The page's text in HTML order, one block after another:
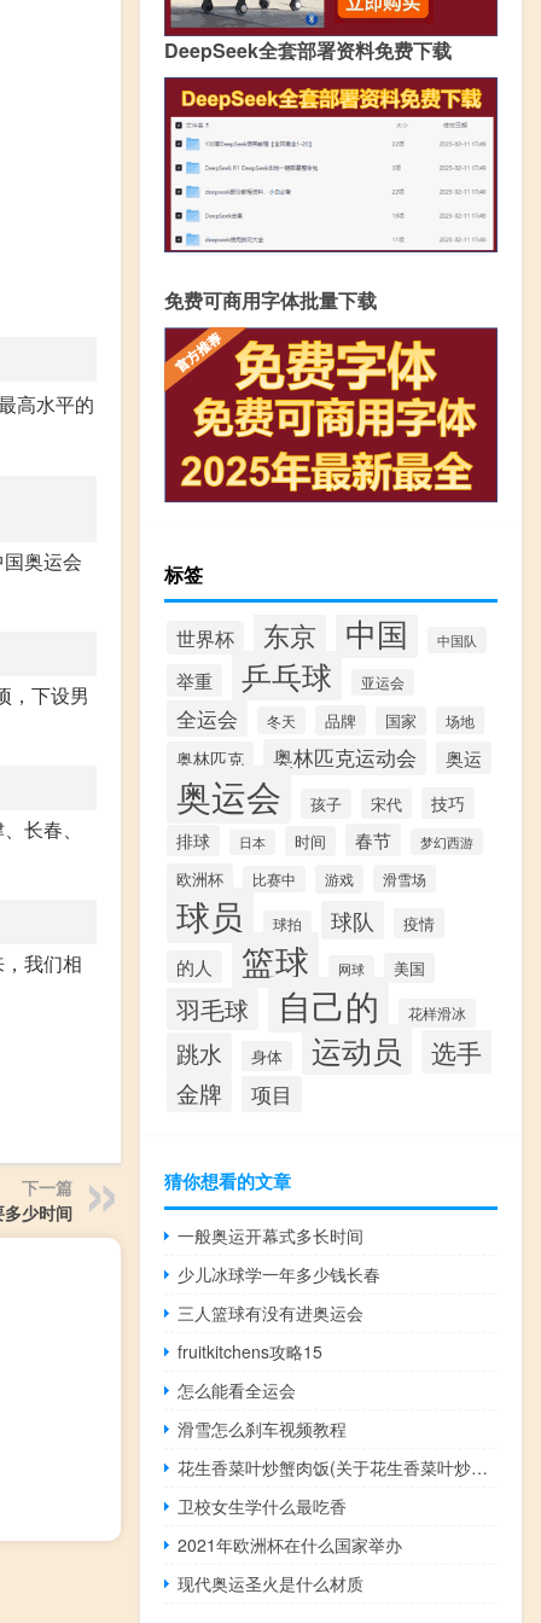
高水平的
奥运会
，下设男
长春、
我们相
下一篇
少时间
DeepSeek全套部署资料免费下载
免费可商用字体批量下载
标签
世界杯 东京 中国 中国队
举重 乒乓球 亚运会
全运会 冬天 品牌 国家 场地
奥林匹克 奥林匹克运动会 奥运
奥运会 孩子 宋代
技巧
排球
日本 时间 春节 梦幻西游
欧洲杯 比赛中 游戏 滑雪场
球员 球拍 球队 疫情
的人 篮球 网球 美国
羽毛球 自己的 花样滑冰
跳水 身体 运动员 选手
金牌 项目
猜你想看的文章
一般奥运开幕式多长时间
少儿冰球学一年多少钱长春
三人篮球有没有进奥运会
fruitkitchens攻略15
怎么能看全运会
滑雪怎么刹车视频教程
花生香菜叶炒蟹肉饭(关于花生香菜叶炒蟹肉饭简述)
卫校女生学什么最吃香
2021年欧洲杯在什么国家举办
现代奥运圣火是什么材质